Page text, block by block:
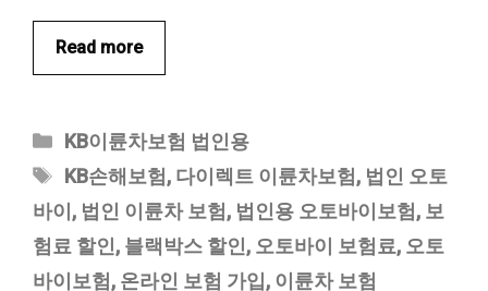
Read more
카
테
고
리
KB이륜차보험 법인용
태
그
KB손해보험 , 다이렉트 이륜차보험 , 법인 오토
바이 , 법인 이륜차 보험 , 법인용 오토바이보험 , 보
험료 할인, 블랙박스 할인, 오토바이 보험료, 오토
바이보험 , 온라인 보험 가입 , 이륜차 보험